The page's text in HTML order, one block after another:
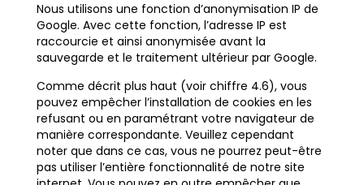
Nous utilisons une fonction d’anonymisation IP de
Google. Avec cette fonction, l’adresse IP est
raccourcie et ainsi anonymisée avant la
sauvegarde et le traitement ultérieur par Google.
Comme décrit plus haut (voir chiffre 4.6), vous
pouvez empêcher l’installation de cookies en les
refusant ou en paramétrant votre navigateur de
manière correspondante. Veuillez cependant
noter que dans ce cas, vous ne pourrez peut-être
pas utiliser l’entière fonctionnalité de notre site